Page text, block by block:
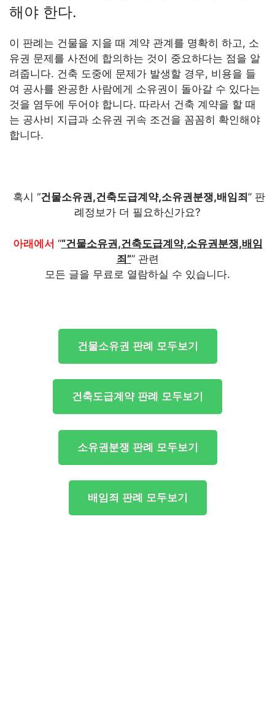
해야 한다.
이 판례는 건물을 지을 때 계약 관계를 명확히 하고, 소
유권 문제를 사전에 합의하는 것이 중요하다는 점을 알
려줍니다. 건축 도중에 문제가 발생할 경우, 비용을 들
여 공사를 완공한 사람에게 소유권이 돌아갈 수 있다는
것을 염두에 두어야 합니다. 따라서 건축 계약을 할 때
는 공사비 지급과 소유권 귀속 조건을 꼼꼼히 확인해야
합니다.
혹시 “건물소유권,건축도급계약,소유권분쟁,배임죄 ” 판
례정보가 더 필요하신가요?
아래에서 ““건물소유권,건축도급계약,소유권분쟁,배임
죄”” 관련
모든 글을 무료로 열람하실 수 있습니다.
건물소유권 판례 모두보기
건축도급계약 판례 모두보기
소유권분쟁 판례 모두보기
배임죄 판례 모두보기